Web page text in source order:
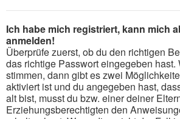
Ich habe mich registriert, kann mich
anmelden!
Überprüfe zuerst, ob du den richtigen
das richtige Passwort eingegeben hast.
stimmen, dann gibt es zwei
aktiviert ist und du angegeben hast,
alt bist, musst du bzw. einer deiner
Erziehungsberechtigten den